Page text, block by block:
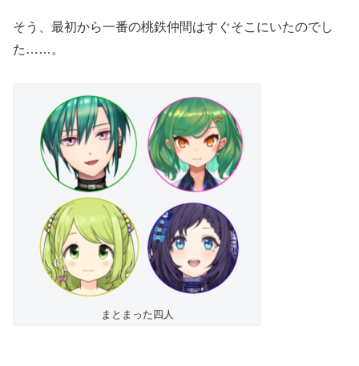
そう、最初から一番の桃鉄仲間はすぐそこにいたのでし
た……。
まとまった四人